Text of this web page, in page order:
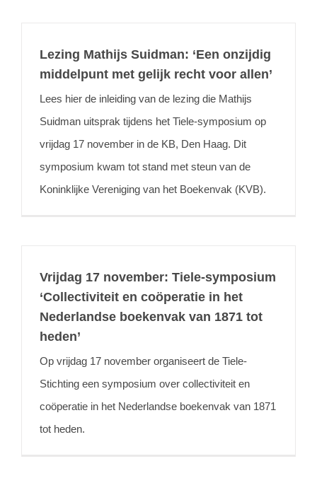
Lezing Mathijs Suidman: ‘Een onzijdig
middelpunt met gelijk recht voor allen’
Lees hier de inleiding van de lezing die Mathijs
Suidman uitsprak tijdens het Tiele-symposium op
vrijdag 17 november in de KB, Den Haag. Dit
symposium kwam tot stand met steun van de
Koninklijke Vereniging van het Boekenvak (KVB).
Vrijdag 17 november: Tiele-symposium
‘Collectiviteit en coöperatie in het
Nederlandse boekenvak van 1871 tot
heden’
Op vrijdag 17 november organiseert de Tiele-
Stichting een symposium over collectiviteit en
coöperatie in het Nederlandse boekenvak van 1871
tot heden.